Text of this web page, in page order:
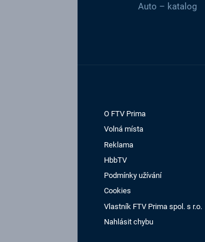
Auto – katalog
O FTV Prima
Volná místa
Reklama
HbbTV
Podmínky užívání
Cookies
Vlastník FTV Prima spol. s r.o.
Nahlásit chybu